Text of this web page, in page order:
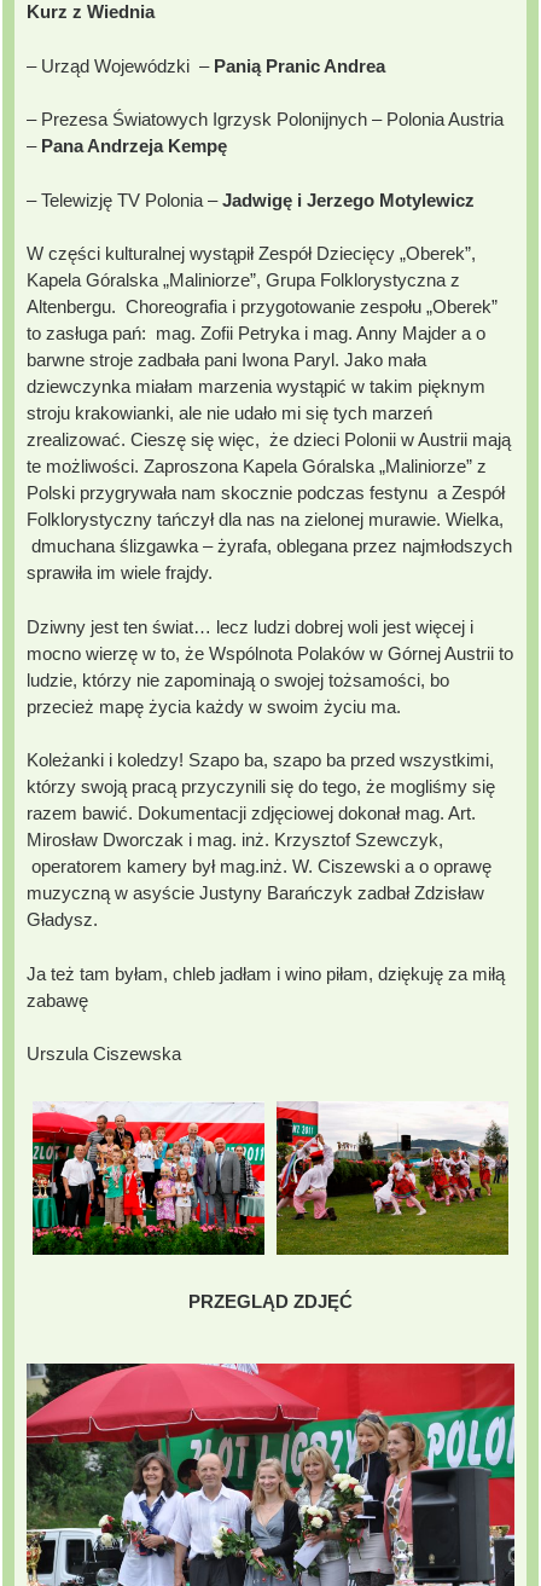
Kurz z Wiednia
– Urząd Wojewódzki – Panią Pranic Andrea
– Prezesa Światowych Igrzysk Polonijnych – Polonia Austria
– Pana Andrzeja Kempę
– Telewizję TV Polonia –Jadwigę i Jerzego Motylewicz
W części kulturalnej wystąpił Zespół Dziecięcy „Oberek”,
Kapela Góralska „Maliniorze”, Grupa Folklorystyczna z
Altenbergu. Choreografia i przygotowanie zespołu „Oberek”
to zasługa pań: mag. Zofii Petryka i mag. Anny Majder a o
barwne stroje zadbała pani Iwona Paryl. Jako mała
dziewczynka miałam marzenia wystąpić w takim pięknym
stroju krakowianki, ale nie udało mi się tych marzeń
zrealizować. Cieszę się więc, że dzieci Polonii w Austrii mają
te możliwości. Zaproszona Kapela Góralska „Maliniorze” z
Polski przygrywała nam skocznie podczas festynu a Zespół
Folklorystyczny tańczył dla nas na zielonej murawie. Wielka,
dmuchana ślizgawka – żyrafa, oblegana przez najmłodszych
sprawiła im wiele frajdy.
Dziwny jest ten świat… lecz ludzi dobrej woli jest więcej i
mocno wierzę w to, że Wspólnota Polaków w Górnej Austrii to
ludzie, którzy nie zapominają o swojej tożsamości, bo
przecież mapę życia każdy w swoim życiu ma.
Koleżanki i koledzy! Szapo ba, szapo ba przed wszystkimi,
którzy swoją pracą przyczynili się do tego, że mogliśmy się
razem bawić. Dokumentacji zdjęciowej dokonał mag. Art.
Mirosław Dworczak i mag. inż. Krzysztof Szewczyk,
operatorem kamery był mag.inż. W. Ciszewski a o oprawę
muzyczną w asyście Justyny Barańczyk zadbał Zdzisław
Gładysz.
Ja też tam byłam, chleb jadłam i wino piłam, dziękuję za miłą
zabawę
Urszula Ciszewska
PRZEGLĄD ZDJĘĆ